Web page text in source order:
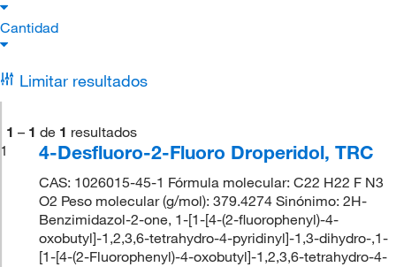
Cantidad
Limitar resultados
1 – 1 de 1 resultados
1
4-Desfluoro-2-Fluoro Droperidol, TRC
CAS: 1026015-45-1 Fórmula molecular: C22 H22 F N3
O2 Peso molecular (g/mol): 379.4274 Sinónimo: 2H-
Benzimidazol-2-one, 1-[1-[4-(2-fluorophenyl)-4-
oxobutyl]-1,2,3,6-tetrahydro-4-pyridinyl]-1,3-dihydro-,1-
[1-[4-(2-Fluorophenyl)-4-oxobutyl]-1,2,3,6-tetrahydro-4-